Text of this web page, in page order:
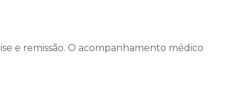
e remissão. O acompanhamento médico